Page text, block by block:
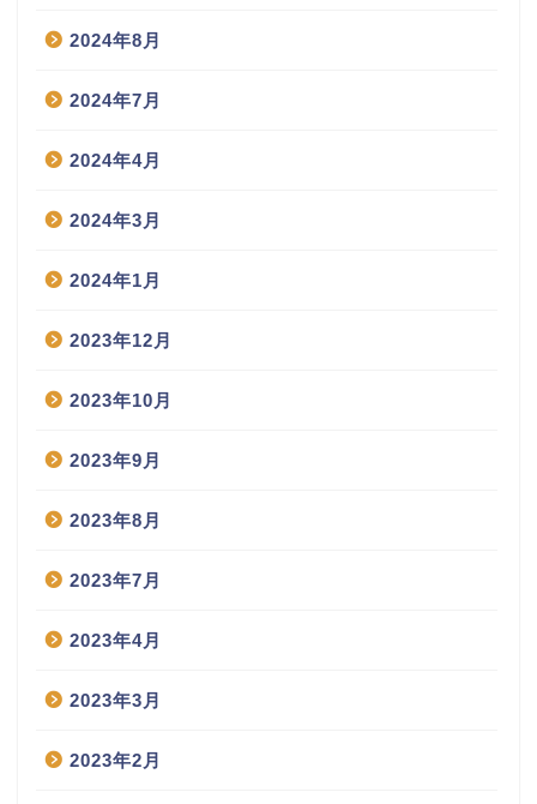
2024年8月
2024年7月
2024年4月
2024年3月
2024年1月
2023年12月
2023年10月
2023年9月
2023年8月
2023年7月
2023年4月
2023年3月
2023年2月